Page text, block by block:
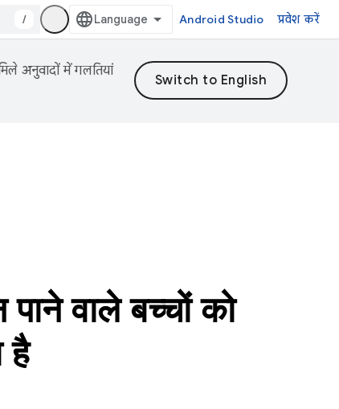
/ Android Studio प्रवेश करें
अनुवादों में गलतियां
वाले बच्चों को
है